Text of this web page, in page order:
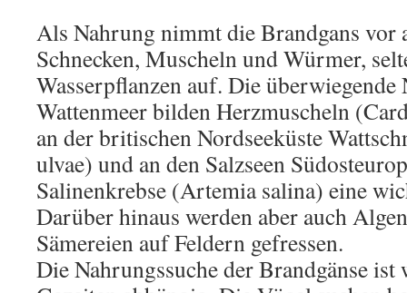
Als Nahrung nimmt die Brandgans vor
Schnecken, Muscheln und Würmer,
Wasserpflanzen auf. Die
Wattenmeer bilden Herzmuscheln
an der britischen Nordseeküste
ulvae) und an den Salzseen
Salinenkrebse (Artemia salina) eine
Darüber hinaus werden aber auch
Sämereien auf Feldern gefressen.
Die Nahrungssuche der Brandgänse ist